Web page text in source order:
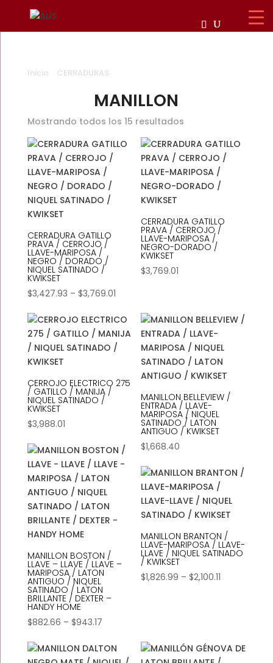
Inicio CERRADURAS
MANILLON
Mostrando todos los 15 resultados
CERRADURA GATILLO
PRAVA / CERROJO /
LLAVE-MARIPOSA /
NEGRO / DORADO /
NIQUEL SATINADO /
KWIKSET
$3,427.93 – $3,769.01Price
$3,427.93
through
$3,769.01
CERRADURA GATILLO
PRAVA / CERROJO /
LLAVE-MARIPOSA /
NEGRO-DORADO /
KWIKSET
$3,769.01
CERROJO ELECTRICO 275
/ GATILLO / MANIJA /
NIQUEL SATINADO /
KWIKSET
$3,988.01
MANILLON BELLEVIEW /
ENTRADA / LLAVE-
MARIPOSA / NIQUEL
SATINADO / LATON
ANTIGUO / KWIKSET
$1,668.40
MANILLON BOSTON /
LLAVE – LLAVE / LLAVE –
MARIPOSA / LATON
ANTIGUO / NIQUEL
SATINADO / LATON
BRILLANTE / DEXTER –
HANDY HOME
$882.66 – $943.17Price
$882.66
MANILLON BRANTON /
LLAVE-MARIPOSA / LLAVE-
LLAVE / NIQUEL SATINADO
/ KWIKSET
$1,826.99 – $2,100.11